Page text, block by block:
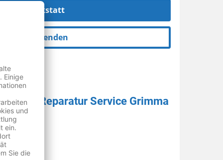
Zur Werkstatt
Anfrage senden
Reparatur Service Grimma